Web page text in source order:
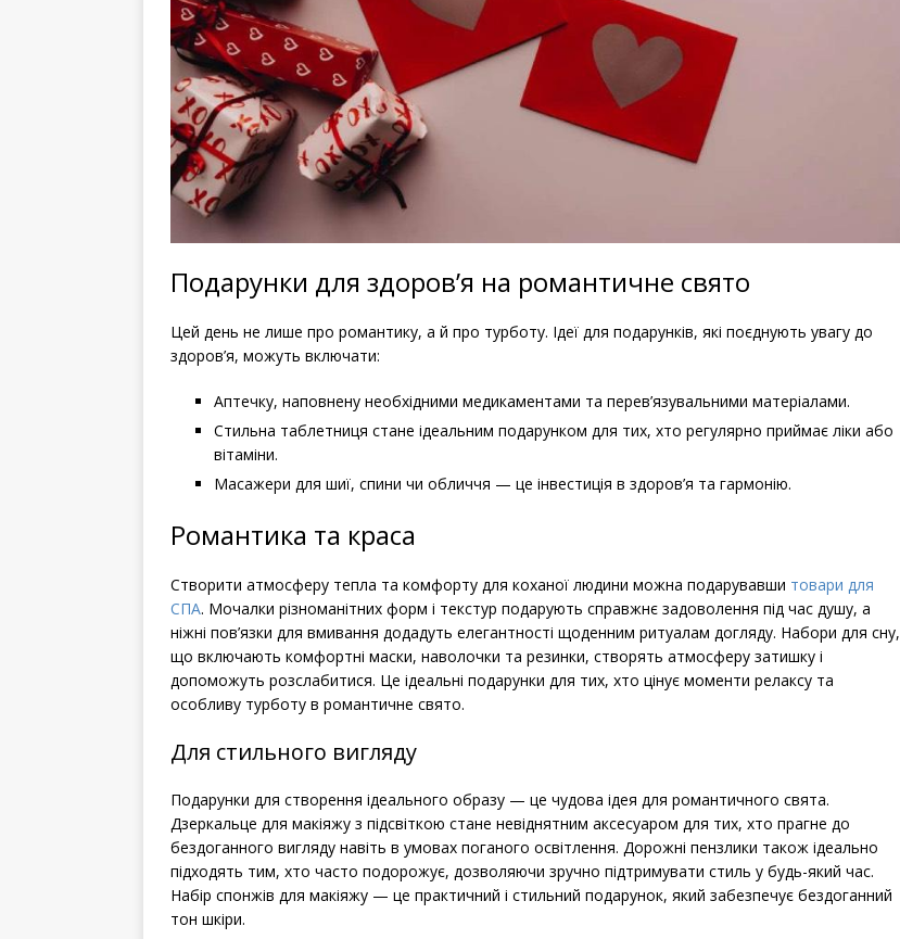
Подарунки для здоров’я на романтичне свято
Цей день не лише про романтику, а й про турботу. Ідеї для подарунків, які поєднують увагу до
здоров’я, можуть включати:
Аптечку, наповнену необхідними медикаментами та перев’язувальними матеріалами.
Стильна таблетниця стане ідеальним подарунком для тих, хто регулярно приймає ліки або
вітаміни.
Масажери для шиї, спини чи обличчя — це інвестиція в здоров’я та гармонію.
Романтика та краса
Створити атмосферу тепла та комфорту для коханої людини можна подарувавши товари для
СПА. Мочалки різноманітних форм і текстур подарують справжнє задоволення під час душу, а
ніжні пов’язки для вмивання додадуть елегантності щоденним ритуалам догляду. Набори для сну,
що включають комфортні маски, наволочки та резинки, створять атмосферу затишку і
допоможуть розслабитися. Це ідеальні подарунки для тих, хто цінує моменти релаксу та
особливу турботу в романтичне свято.
Для стильного вигляду
Подарунки для створення ідеального образу — це чудова ідея для романтичного свята.
Дзеркальце для макіяжу з підсвіткою стане невіднятним аксесуаром для тих, хто прагне до
бездоганного вигляду навіть в умовах поганого освітлення. Дорожні пензлики також ідеально
підходять тим, хто часто подорожує, дозволяючи зручно підтримувати стиль у будь-який час.
Набір спонжів для макіяжу — це практичний і стильний подарунок, який забезпечує бездоганний
тон шкіри.